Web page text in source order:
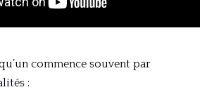
commence souvent par
: